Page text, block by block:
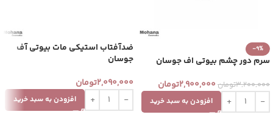
-9%
سرم دور چشم بیوتی اف جوسان
3,200,000تومان 2,900,000تومان
افزودن به سبد خرید
ضدآفتاب استیکی مات بیوتی آف‌
جوسان
2,090,000تومان
افزودن به سبد خرید